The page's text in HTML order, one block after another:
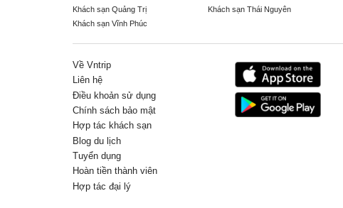
Khách sạn Quảng Trị
Khách sạn Thái Nguyên
Khách sạn Vĩnh Phúc
Về Vntrip
Liên hệ
Điều khoản sử dụng
Chính sách bảo mật
Hợp tác khách sạn
Blog du lịch
Tuyển dụng
Hoàn tiền thành viên
Hợp tác đại lý